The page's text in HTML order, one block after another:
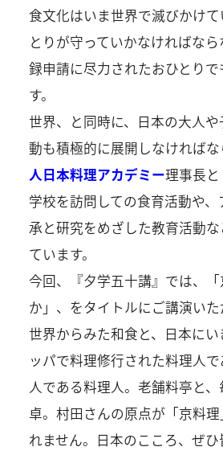
食文化はいま世界で滅びかけ
とりが守っていかなければな
録申請に尽力されたおひとり
す。
世界、と同時に、日本の大人
動も積極的に展開しなければな
人日本料理アカデミー理事長
学校を訪問しての食育活動や
承と研究をめざした教育活動
ています。
今回、『夕学五十講』では、
か」、をタイトルにご講演いた
世界からみた和食と、日本に
ッパで料理修行された料理人
人である料理人。老舗料亭と
卓。村田さんの原点が「京料
れません。日本のこころ、ぜ